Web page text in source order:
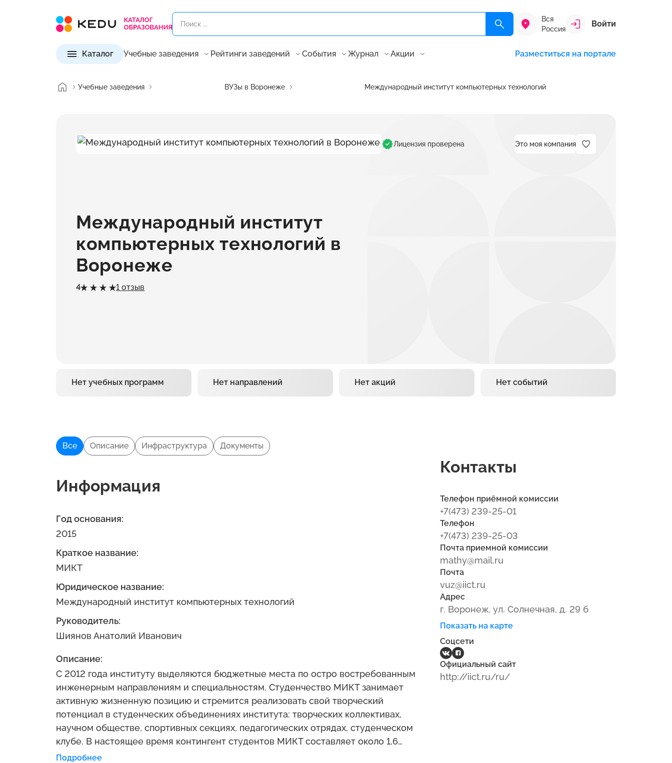
Вся
Россия
Войти
Каталог Учебные заведения Рейтинги заведений События Журнал Акции Разместиться на портале
Учебные заведения ВУЗы в Воронеже Международный институт компьютерных технологий
Лицензия проверена Это моя компания
Международный институт
компьютерных технологий в
Воронеже
4 1 отзыв
Нет учебных программ Нет направлений Нет акций Нет событий
Все Описание Инфраструктура Документы
Информация
Год основания:
2015
Краткое название:
МИКТ
Юридическое название:
Международный институт компьютерных технологий
Руководитель:
Шиянов Анатолий Иванович
Описание:
C 2012 года институту выделяются бюджетные места по остро востребованным
инженерным направлениям и специальностям. Студенчество МИКТ занимает
активную жизненную позицию и стремится реализовать свой творческий
потенциал в студенческих объединениях института: творческих коллективах,
научном обществе, спортивных секциях, педагогических отрядах, студенческом
клубе. В настоящее время контингент студентов МИКТ составляет около 1,6
тысяч человек. В институте сформирован высококвалифицированный состав
Подробнее
Контакты
Телефон приёмной комиссии
+7(473) 239-25-01
Телефон
+7(473) 239-25-03
Почта приемной комиссии
mathy@mail.ru
Почта
vuz@iict.ru
Адрес
г. Воронеж, ул. Солнечная, д. 29 б
Показать на карте
Соцсети
Официальный сайт
http://iict.ru/ru/